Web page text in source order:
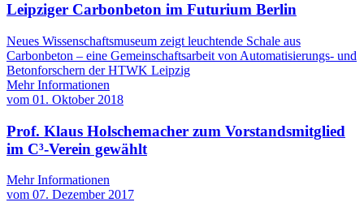
Leipziger Carbonbeton im Futurium Berlin
Neues Wissenschaftsmuseum zeigt leuchtende Schale aus
Carbonbeton – eine Gemeinschaftsarbeit von Automatisierungs- und
Betonforschern der HTWK Leipzig
Mehr Informationen
vom 01. Oktober 2018
Prof. Klaus Holschemacher zum Vorstandsmitglied
im C³-Verein gewählt
Mehr Informationen
vom 07. Dezember 2017